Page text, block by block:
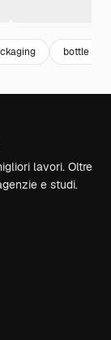
bottle
lavori. Oltre
e studi.